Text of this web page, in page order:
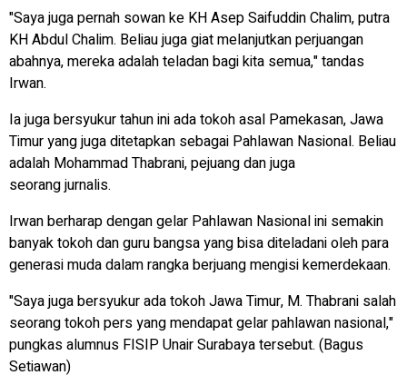
"Saya juga pernah sowan ke KH Asep Saifuddin Chalim, putra
KH Abdul Chalim. Beliau juga giat melanjutkan perjuangan
abahnya, mereka adalah teladan bagi kita semua," tandas
Irwan.
Ia juga bersyukur tahun ini ada tokoh asal Pamekasan, Jawa
Timur yang juga ditetapkan sebagai Pahlawan Nasional. Beliau
adalah Mohammad Thabrani, pejuang dan juga
seorang jurnalis.
Irwan berharap dengan gelar Pahlawan Nasional ini semakin
banyak tokoh dan guru bangsa yang bisa diteladani oleh para
generasi muda dalam rangka berjuang mengisi kemerdekaan.
"Saya juga bersyukur ada tokoh Jawa Timur, M. Thabrani salah
seorang tokoh pers yang mendapat gelar pahlawan nasional,"
pungkas alumnus FISIP Unair Surabaya tersebut. (Bagus
Setiawan)